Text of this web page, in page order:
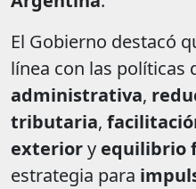
El Gobierno destacó
línea con las políticas
administrativa,
tributaria,
exteriory equilibrio
estrategia para